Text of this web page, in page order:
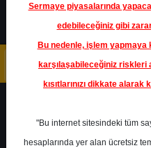
Sermaye piyasalarında
edebileceğiniz gibi
Bu nedenle, işlem
karşılaşabileceğiniz riskleri
kısıtlarınızı dikkate
"Bu internet sitesindeki tüm
hesaplarında yer alan ücretsiz